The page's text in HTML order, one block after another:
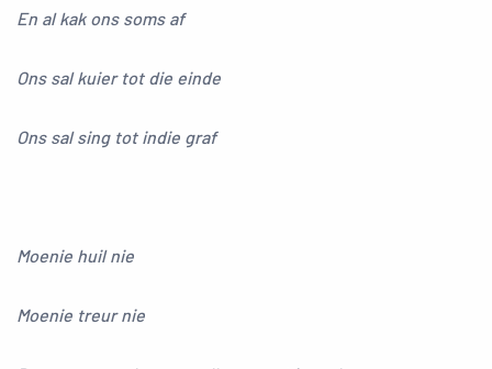
En al kak ons soms af
Ons sal kuier tot die einde
Ons sal sing tot indie graf
Moenie huil nie
Moenie treur nie